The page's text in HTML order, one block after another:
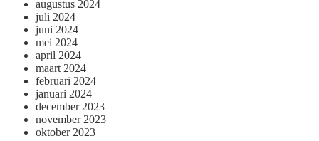
augustus 2024
juli 2024
juni 2024
mei 2024
april 2024
maart 2024
februari 2024
januari 2024
december 2023
november 2023
oktober 2023